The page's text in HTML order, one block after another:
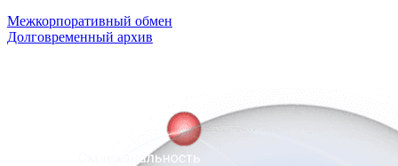
Межкорпоративный обмен
Долговременный архив